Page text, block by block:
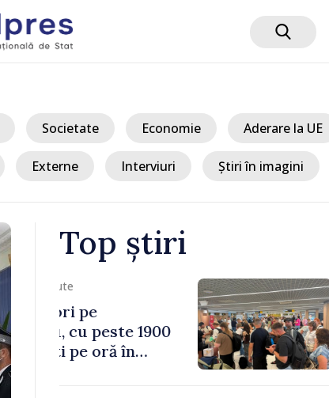
Societate Economie Aderare la UE
Externe Interviuri Știri în imagini
Top știri
/ Acum 1 oră
Siguranța copiilor în spațiul digital,
prioritate pentru autorități. Maia
Sandu: „Trebuie să creăm
mecanisme care să-i protejeze”